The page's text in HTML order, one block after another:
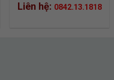
Liên hệ: 0842.13.1818